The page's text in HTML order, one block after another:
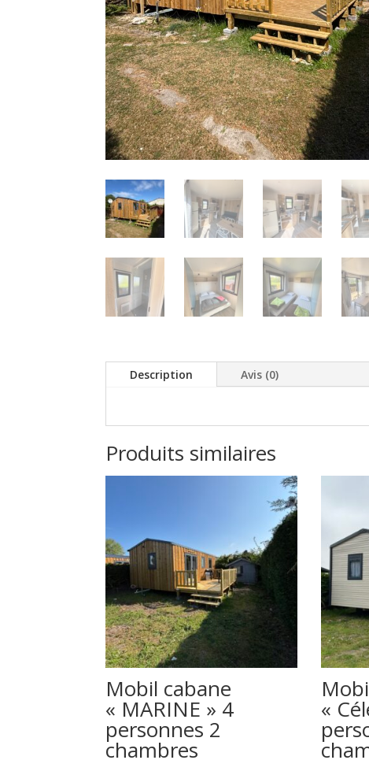
Description Avis (0)
Produits similaires
Mobil cabane
« MARINE » 4
personnes 2
chambres
«